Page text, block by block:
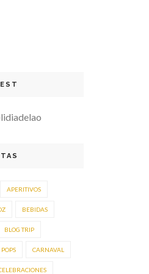
APERITIVOS
BEBIDAS
BLOG TRIP
CARNAVAL